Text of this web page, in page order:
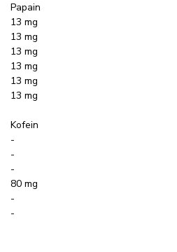
Papain
13 mg
13 mg
13 mg
13 mg
13 mg
13 mg
Kofein
-
-
-
80 mg
-
-